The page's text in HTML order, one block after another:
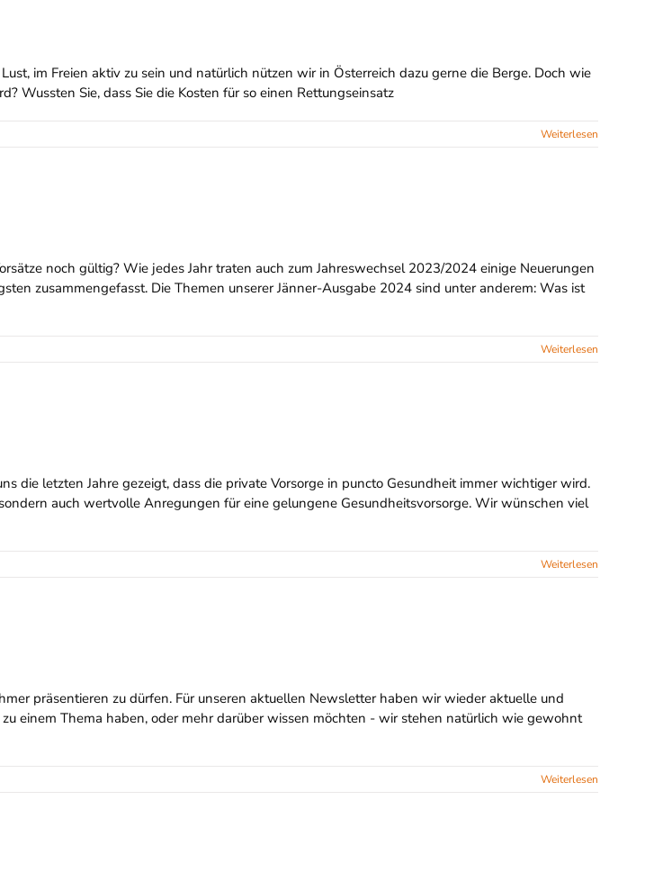
im Freien aktiv zu sein und natürlich nützen wir in Österreich dazu gerne die Berge. Doch wie
Wussten Sie, dass Sie die Kosten für so einen Rettungseinsatz
Weiterlesen
noch gültig? Wie jedes Jahr traten auch zum Jahreswechsel 2023/2024 einige Neuerungen
zusammengefasst. Die Themen unserer Jänner-Ausgabe 2024 sind unter anderem: Was ist
Weiterlesen
die letzten Jahre gezeigt, dass die private Vorsorge in puncto Gesundheit immer wichtiger wird.
auch wertvolle Anregungen für eine gelungene Gesundheitsvorsorge. Wir wünschen viel
Weiterlesen
präsentieren zu dürfen. Für unseren aktuellen Newsletter haben wir wieder aktuelle und
einem Thema haben, oder mehr darüber wissen möchten - wir stehen natürlich wie gewohnt
Weiterlesen